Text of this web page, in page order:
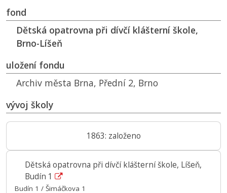
fond
Dětská opatrovna při dívčí klášterní škole,
Brno-Líšeň
uložení fondu
Archiv města Brna, Přední 2, Brno
vývoj školy
1863: založeno
Dětská opatrovna při dívčí klášterní škole, Líšeň,
Budín 1
Budín 1 / Šimáčkova 1